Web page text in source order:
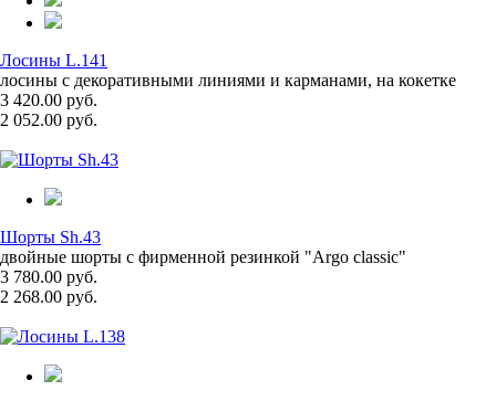
Лосины L.141
лосины с декоративными линиями и карманами, на кокетке
3 420.00 руб.
2 052.00 руб.
Шорты Sh.43
двойные шорты с фирменной резинкой "Argo classic"
3 780.00 руб.
2 268.00 руб.